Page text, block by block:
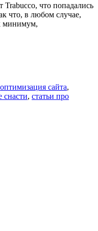
Trabucco, что попадались
что, в любом случае,
минимум,
оптимизация сайта,
снасти, статьи про